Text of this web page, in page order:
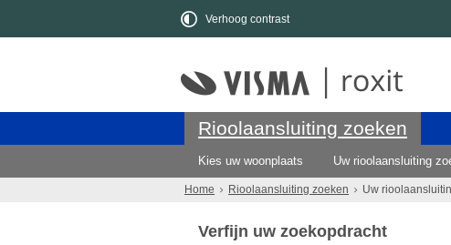
Verhoog contrast
Rioolaansluiting zoeken
Kies uw woonplaats Uw rioolaansluiting
Home Rioolaansluiting zoeken Uw
Verfijn uw zoekopdracht